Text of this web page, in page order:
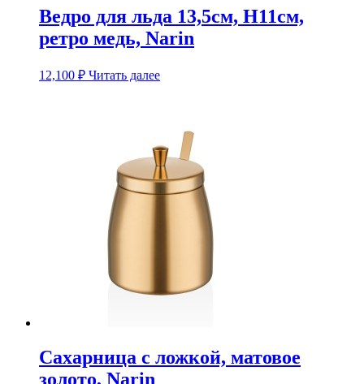
Ведро для льда 13,5см, H11см,
ретро медь, Narin
12,100 ₽ Читать далее
Сахарница с ложкой, матовое
золото, Narin